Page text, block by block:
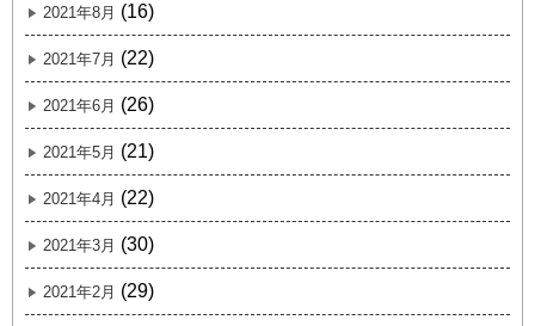
2021年8月 (16)
2021年7月 (22)
2021年6月 (26)
2021年5月 (21)
2021年4月 (22)
2021年3月 (30)
2021年2月 (29)